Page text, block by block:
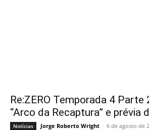
Re:ZERO Temporada 4 Parte
“Arco da Recaptura” e prévia
Notícias Jorge Roberto Wright - 6 de agosto de